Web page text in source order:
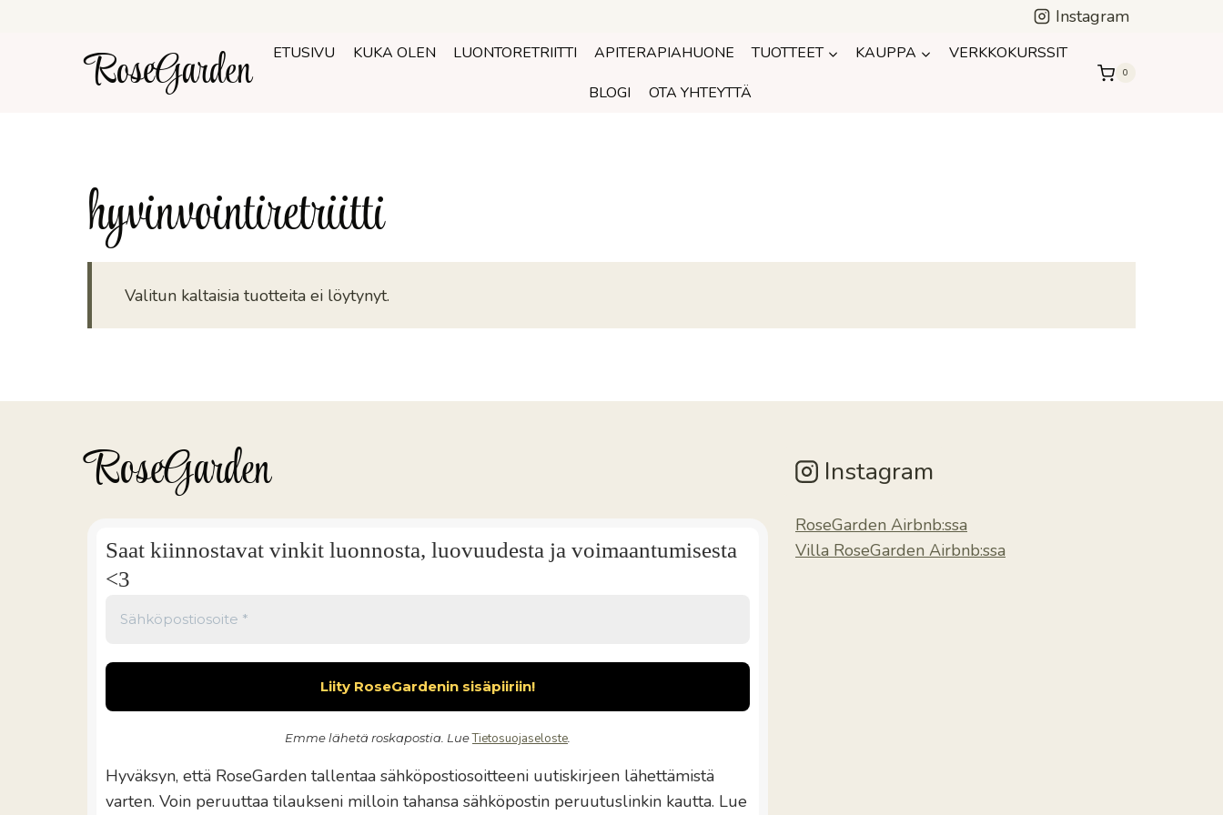
Instagram
RoseGarden ETUSIVU KUKA OLEN LUONTORETRIITTI APITERAPIAHUONE TUOTTEET KAUPPA VERKKOKURSSIT
BLOGI OTA YHTEYTTÄ
0
hyvinvointiretriitti
Valitun kaltaisia tuotteita ei löytynyt.
RoseGarden
Saat kiinnostavat vinkit luonnosta, luovuudesta ja voimaantumisesta
<3
Emme lähetä roskapostia. LueTietosuojaseloste.
Hyväksyn, että RoseGarden tallentaa sähköpostiosoitteeni uutiskirjeen lähettämistä
varten. Voin peruuttaa tilaukseni milloin tahansa sähköpostin peruutuslinkin kautta. Lue
Instagram
RoseGarden Airbnb:ssa
Villa RoseGarden Airbnb:ssa